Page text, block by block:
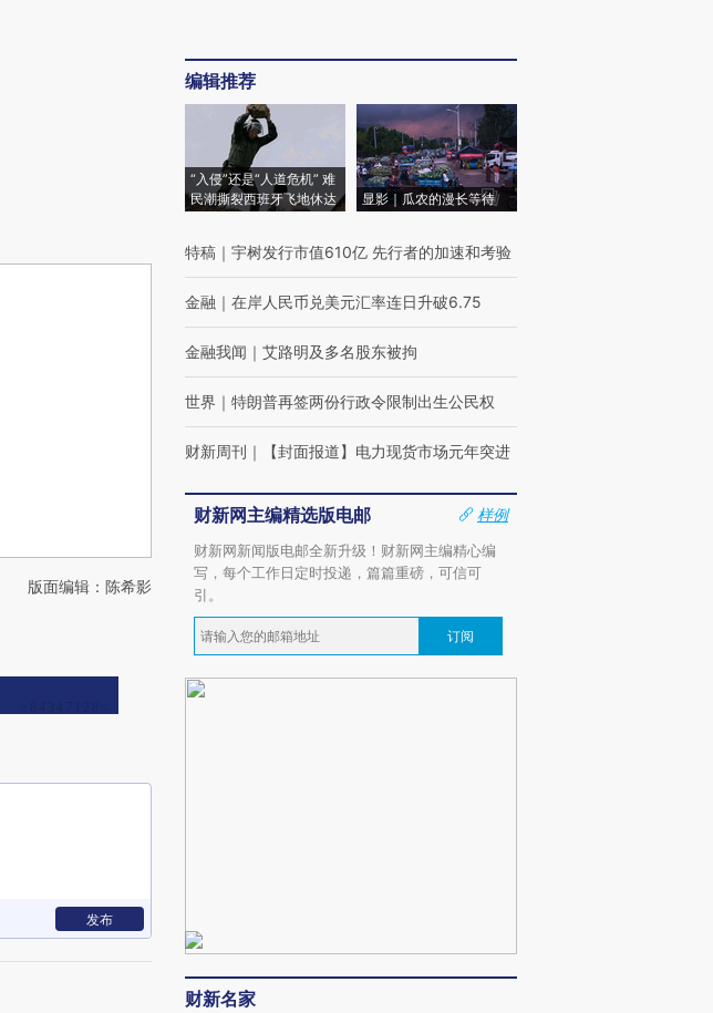
版面编辑：陈希影
发布
编辑推荐
“入侵”还是“人道危机” 难
民潮撕裂西班牙飞地休达
显影｜瓜农的漫长等待
特稿 ｜ 宇树发行市值610亿 先行者的加速和考验
金融 ｜ 在岸人民币兑美元汇率连日升破6.75
金融我闻 ｜ 艾路明及多名股东被拘
世界 ｜ 特朗普再签两份行政令限制出生公民权
财新周刊 ｜ 【封面报道】电力现货市场元年突进
财新网主编精选版电邮
样例
财新网新闻版电邮全新升级！财新网主编精心编
写，每个工作日定时投递，篇篇重磅，可信可
引。
订阅
财新名家